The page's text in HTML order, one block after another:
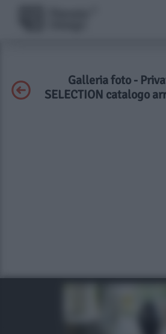
Galleria foto -
SELECTION catalogo